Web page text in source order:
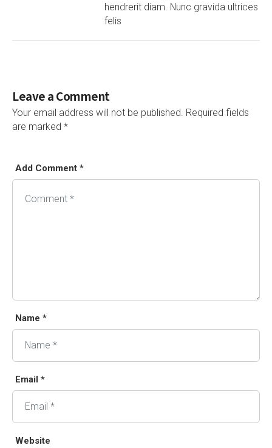
hendrerit diam. Nunc gravida ultrices
felis
Leave a Comment
Your email address will not be published. Required fields
are marked *
Add Comment *
Name *
Email *
Website